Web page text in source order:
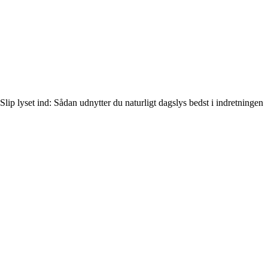
Slip lyset ind: Sådan udnytter du naturligt dagslys bedst i indretningen